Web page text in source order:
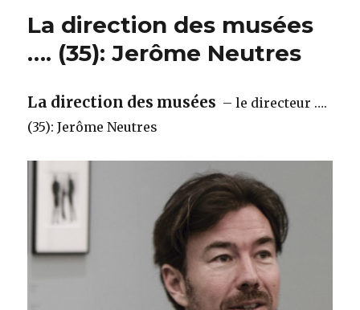
La direction des musées
…. (35): Jerôme Neutres
La direction des musées – le directeur ….
(35): Jerôme Neutres